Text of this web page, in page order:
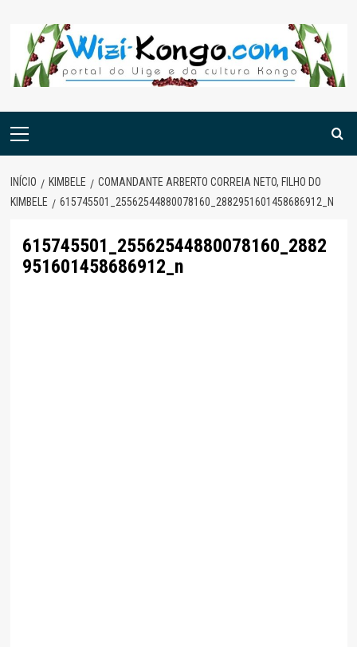
content
Menu
INÍCIO KIMBELE
COMANDANTE ARBERTO CORREIA NETO, FILHO DO
KIMBELE
615745501_25562544880078160_2882951601458686912_N
615745501_25562544880078160_2882
951601458686912_n